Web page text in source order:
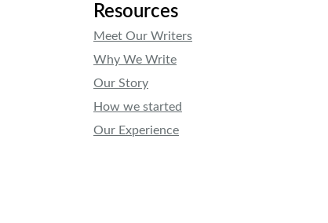
Resources
Meet Our Writers
Why We Write
Our Story
How we started
Our Experience